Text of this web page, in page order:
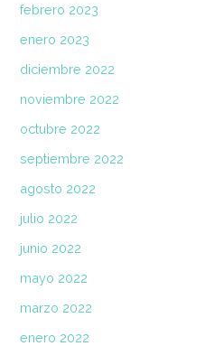
febrero 2023
enero 2023
diciembre 2022
noviembre 2022
octubre 2022
septiembre 2022
agosto 2022
julio 2022
junio 2022
mayo 2022
marzo 2022
enero 2022